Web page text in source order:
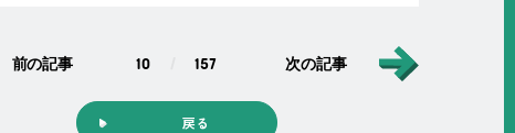
前の記事 10 157 次の記事
戻る